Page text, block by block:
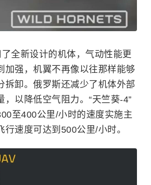
了全新设计的机体，气动性能更
加强，机翼不再像以往那样能够
拆卸。俄罗斯还减少了机体外部
，以降低空气阻力。“天竺葵-4”
至400公里/小时的速度实施主
行速度可达到500公里/小时。